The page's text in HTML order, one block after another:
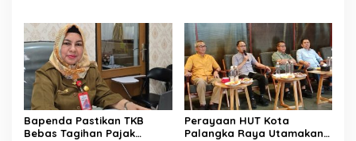
Bapenda Pastikan TKB
Bebas Tagihan Pajak
Perayaan HUT Kota
Palangka Raya Utamakan